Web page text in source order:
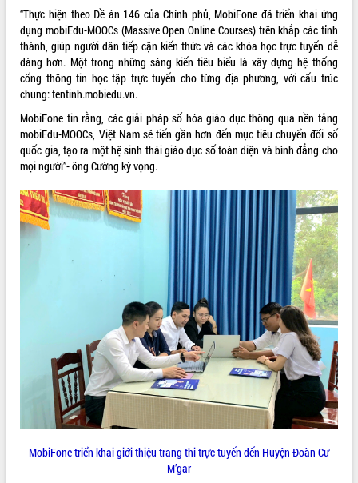
Lễ truy tặng danh hiệu “Bà Mẹ Việt
Nam Anh hùng” và trao Huân chương
Lao động
UBND tỉnh Đắk Lắk triển khai nhiệm
vụ 6 tháng cuối năm 2026
Kỳ họp thứ Hai, Hội đồng nhân dân
tỉnh khóa XI quyết nghị nhiều nội dung
quan trọng
Bí thư Tỉnh ủy Lương Nguyễn Minh
cách mạng
Rà soát, hoàn thiện hệ thống thiết chế
văn hóa, thể thao đáp ứng yêu cầu
phát triển mới
mặt Đoàn chuyên gia y tế TP. Hồ Chí
Lễ truy điệu và an táng hài cốt liệt sĩ
tại Nghĩa trang Liệt sĩ xã Sơn Hòa
Bàn giải pháp tháo gỡ khó khăn trong
xuất khẩu sầu riêng và triển khai quy
định EUDR
Thứ trưởng Bộ Nông nghiệp và Môi
trường Nguyễn Hoàng Hiệp khảo sát
sầu riêng tại Đắk Lắk
ALBUM ẢNH
THỐNG KÊ TRUY CẬP
36132
Tất cả: 66012274
“Thực hiện theo Đề án 146 của Chính phủ, MobiFone đã triển khai ứng
dụng mobiEdu-MOOCs (Massive Open Online Courses) trên khắp các tỉnh
thành, giúp người dân tiếp cận kiến thức và các khóa học trực tuyến dễ
dàng hơn. Một trong những sáng kiến tiêu biểu là xây dựng hệ thống
cổng thông tin học tập trực tuyến cho từng địa phương, với cấu trúc
chung: tentinh.mobiedu.vn.
MobiFone tin rằng, các giải pháp số hóa giáo dục thông qua nền tảng
mobiEdu-MOOCs, Việt Nam sẽ tiến gần hơn đến mục tiêu chuyển đổi số
quốc gia, tạo ra một hệ sinh thái giáo dục số toàn diện và bình đẳng cho
mọi người”- ông Cường kỳ vọng.
MobiFone triển khai giới thiệu trang thi trực tuyến đến Huyện Đoàn Cư
M’gar